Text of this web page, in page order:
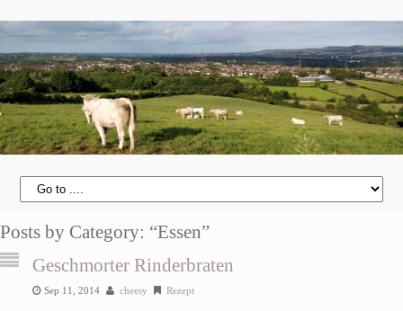
Posts by Category: “Essen”
Geschmorter Rinderbraten
Sep 11, 2014 cheesy Rezept